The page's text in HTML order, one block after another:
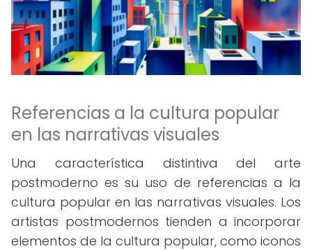
Referencias a la cultura popular
en las narrativas visuales
Una característica distintiva del arte
postmoderno es su uso de referencias a la
cultura popular en las narrativas visuales. Los
artistas postmodernos tienden a incorporar
elementos de la cultura popular, como iconos